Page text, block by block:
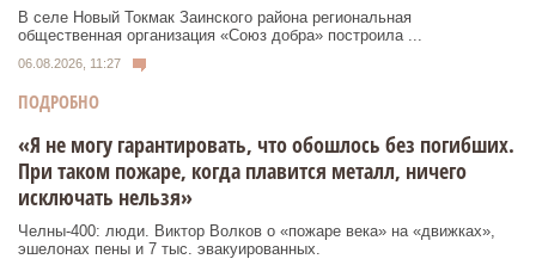
В селе Новый Токмак Заинского района региональная
общественная организация «Союз добра» построила ...
06.08.2026, 11:27
ПОДРОБНО
«Я не могу гарантировать, что обошлось без погибших.
При таком пожаре, когда плавится металл, ничего
исключать нельзя»
Челны-400: люди. Виктор Волков о «пожаре века» на «движках»,
эшелонах пены и 7 тыс. эвакуированных.